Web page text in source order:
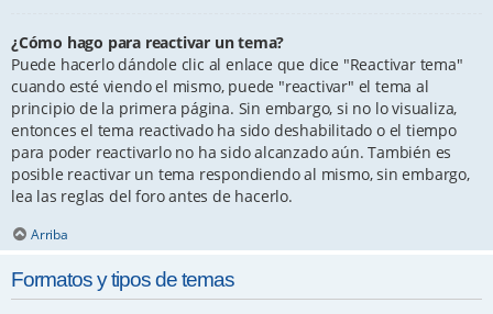
¿Cómo hago para reactivar un tema?
Puede hacerlo dándole clic al enlace que dice "Reactivar tema"
cuando esté viendo el mismo, puede "reactivar" el tema al
principio de la primera página. Sin embargo, si no lo visualiza,
entonces el tema reactivado ha sido deshabilitado o el tiempo
para poder reactivarlo no ha sido alcanzado aún. También es
posible reactivar un tema respondiendo al mismo, sin embargo,
lea las reglas del foro antes de hacerlo.
Arriba
Formatos y tipos de temas